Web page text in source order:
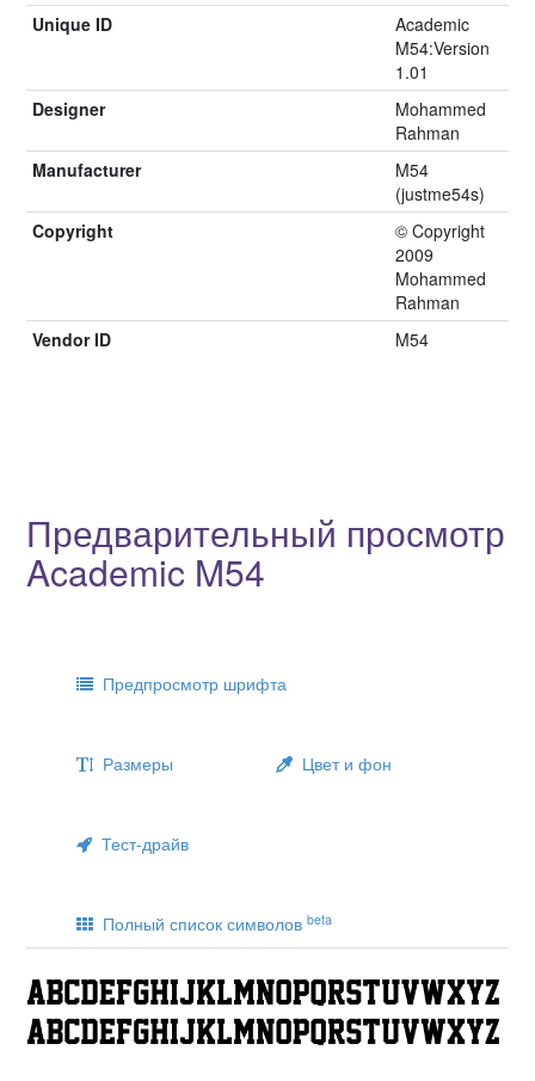
Unique ID
Academic
M54:Version
1.01
Designer
Mohammed
Rahman
Manufacturer
M54
(justme54s)
Copyright
© Copyright
2009
Mohammed
Rahman
Vendor ID
M54
Предварительный просмотр
Academic M54
Предпросмотр шрифта
Размеры Цвет и фон
Тест-драйв
Полный список символов beta